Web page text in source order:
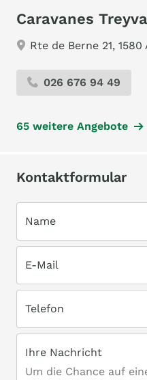
Caravanes
Rte de Berne 21, 1580
026 676 94 49
65 weitere Angebote
Kontaktformular
Name
E-Mail
Telefon
Ihre Nachricht